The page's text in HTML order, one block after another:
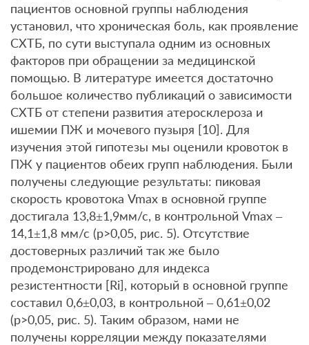
пациентов основной группы наблюдения
установил, что хроническая боль, как проявление
СХТБ, по сути выступала одним из основных
факторов при обращении за медицинской
помощью. В литературе имеется достаточно
большое количество публикаций о зависимости
СХТБ от степени развития атеросклероза и
ишемии ПЖ и мочевого пузыря [10]. Для
изучения этой гипотезы мы оценили кровоток в
ПЖ у пациентов обеих групп наблюдения. Были
получены следующие результаты: пиковая
скорость кровотока Vmax в основной группе
достигала 13,8±1,9мм/с, в контрольной Vmax –
14,1±1,8 мм/с (р>0,05, рис. 5). Отсутствие
достоверных различий так же было
продемонстрировано для индекса
резистентности [Ri], который в основной группе
составил 0,6±0,03, в контрольной – 0,61±0,02
(р>0,05, рис. 5). Таким образом, нами не
получены корреляции между показателями